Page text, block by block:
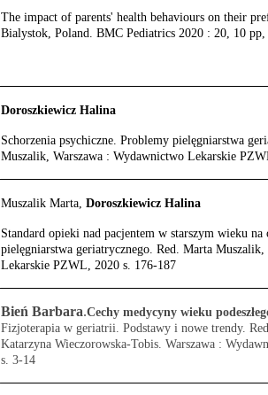
The impact of parents' health behaviours on their
Bialystok, Poland. BMC Pediatrics 2020 : 20, 10
Doroszkiewicz Halina
Schorzenia psychiczne. Problemy pielęgniarstwa
Muszalik, Warszawa : Wydawnictwo Lekarskie
Muszalik Marta, Doroszkiewicz Halina
Standard opieki nad pacjentem w starszym wieku
pielęgniarstwa geriatrycznego. Red. Marta
Lekarskie PZWL, 2020 s. 176-187
Bień Barbara.Cechy medycyny wieku
Fizjoterapia w geriatrii. Podstawy i nowe trendy.
Katarzyna Wieczorowska-Tobis. Warszawa :
s. 3-14